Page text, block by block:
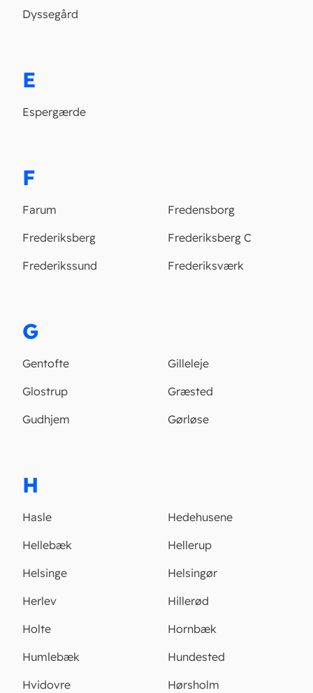
Dyssegård
E
Espergærde
F
Farum
Fredensborg
Frederiksberg
Frederiksberg C
Frederikssund
Frederiksværk
G
Gentofte
Gilleleje
Glostrup
Græsted
Gudhjem
Gørløse
H
Hasle
Hedehusene
Hellebæk
Hellerup
Helsinge
Helsingør
Herlev
Hillerød
Holte
Hornbæk
Humlebæk
Hundested
Hvidovre
Hørsholm